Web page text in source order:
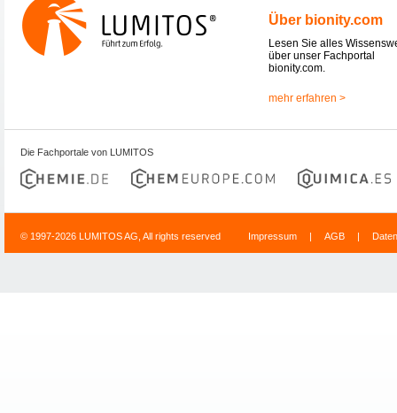
Über bionity.com
Lesen Sie alles
über unser Fachportal
bionity.com.
mehr erfahren >
Die Fachportale von LUMITOS
© 1997-2026 LUMITOS AG, All rights reserved Impressum | AGB |